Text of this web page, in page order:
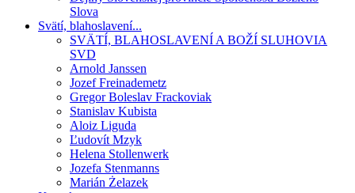
Slova
Svätí, blahoslavení...
SVÄTÍ, BLAHOSLAVENÍ A BOŽÍ SLUHOVIA
SVD
Arnold Janssen
Jozef Freinademetz
Gregor Boleslav Frackoviak
Stanislav Kubista
Aloiz Liguda
Ľudovít Mzyk
Helena Stollenwerk
Jozefa Stenmanns
Marián Żelazek